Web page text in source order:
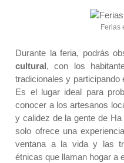
Ferias
Durante la feria, podrás
cultural, con los
tradicionales y
Es el lugar ideal para
conocer a los artesanos
y calidez de la gente de
solo ofrece una
ventana a la vida y las
étnicas que llaman hogar a